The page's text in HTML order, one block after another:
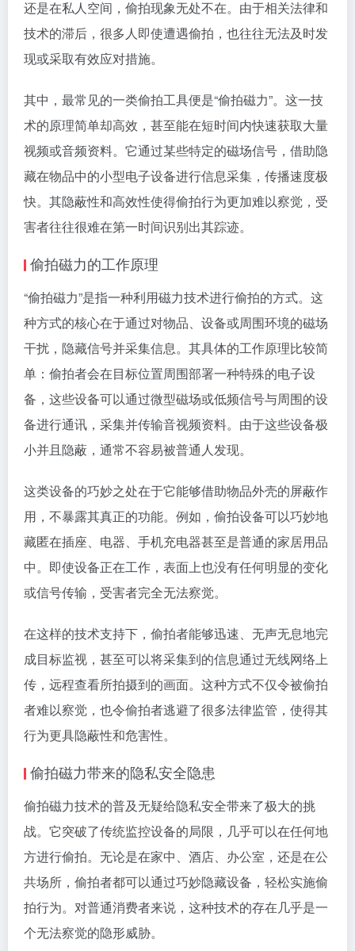
还是在私人空间，偷拍现象无处不在。由于相关法律和
技术的滞后，很多人即使遭遇偷拍，也往往无法及时发
现或采取有效应对措施。
其中，最常见的一类偷拍工具便是“偷拍磁力”。这一技
术的原理简单却高效，甚至能在短时间内快速获取大量
视频或音频资料。它通过某些特定的磁场信号，借助隐
藏在物品中的小型电子设备进行信息采集，传播速度极
快。其隐蔽性和高效性使得偷拍行为更加难以察觉，受
害者往往很难在第一时间识别出其踪迹。
偷拍磁力的工作原理
“偷拍磁力”是指一种利用磁力技术进行偷拍的方式。这
种方式的核心在于通过对物品、设备或周围环境的磁场
干扰，隐藏信号并采集信息。其具体的工作原理比较简
单：偷拍者会在目标位置周围部署一种特殊的电子设
备，这些设备可以通过微型磁场或低频信号与周围的设
备进行通讯，采集并传输音视频资料。由于这些设备极
小并且隐蔽，通常不容易被普通人发现。
这类设备的巧妙之处在于它能够借助物品外壳的屏蔽作
用，不暴露其真正的功能。例如，偷拍设备可以巧妙地
藏匿在插座、电器、手机充电器甚至是普通的家居用品
中。即使设备正在工作，表面上也没有任何明显的变化
或信号传输，受害者完全无法察觉。
在这样的技术支持下，偷拍者能够迅速、无声无息地完
成目标监视，甚至可以将采集到的信息通过无线网络上
传，远程查看所拍摄到的画面。这种方式不仅令被偷拍
者难以察觉，也令偷拍者逃避了很多法律监管，使得其
行为更具隐蔽性和危害性。
偷拍磁力带来的隐私安全隐患
偷拍磁力技术的普及无疑给隐私安全带来了极大的挑
战。它突破了传统监控设备的局限，几乎可以在任何地
方进行偷拍。无论是在家中、酒店、办公室，还是在公
共场所，偷拍者都可以通过巧妙隐藏设备，轻松实施偷
拍行为。对普通消费者来说，这种技术的存在几乎是一
个无法察觉的隐形威胁。